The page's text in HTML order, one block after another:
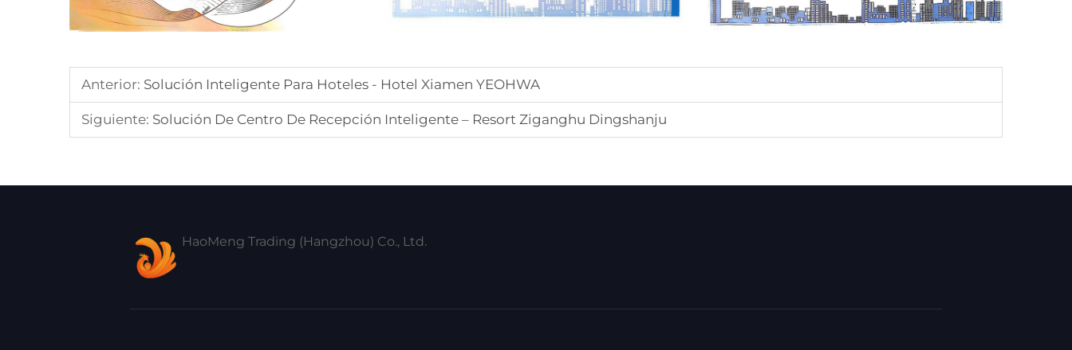
Anterior: Solución Inteligente Para Hoteles - Hotel Xiamen YEOHWA
Siguiente: Solución De Centro De Recepción Inteligente – Resort Ziganghu Dingshanju
HaoMeng Trading (Hangzhou) Co., Ltd.